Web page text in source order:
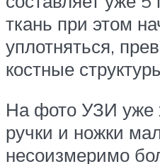
ткань при этом
уплотняться,
костные
На фото УЗИ уже
ручки и ножки
несоизмеримо